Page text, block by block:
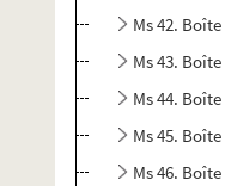
Ms 42. Boîte
Ms 43. Boîte
Ms 44. Boîte
Ms 45. Boîte
Ms 46. Boîte